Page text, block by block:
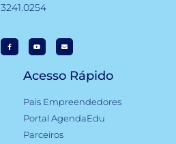
3241.0254
Acesso Rápido
Pais Empreendedores
Portal AgendaEdu
Parceiros